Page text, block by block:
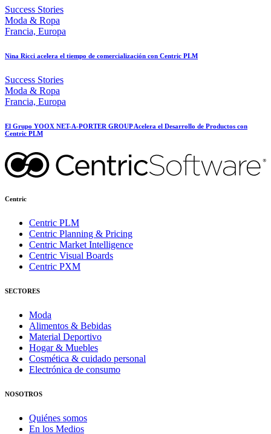
Success Stories
Moda & Ropa
Francia, Europa
Nina Ricci acelera el tiempo de comercialización con Centric PLM
Success Stories
Moda & Ropa
Francia, Europa
El Grupo YOOX NET-A-PORTER GROUP Acelera el Desarrollo de Productos con
Centric PLM
Centric
Centric PLM
Centric Planning & Pricing
Centric Market Intelligence
Centric Visual Boards
Centric PXM
SECTORES
Moda
Alimentos & Bebidas
Material Deportivo
Hogar & Muebles
Cosmética & cuidado personal
Electrónica de consumo
NOSOTROS
Quiénes somos
En los Medios